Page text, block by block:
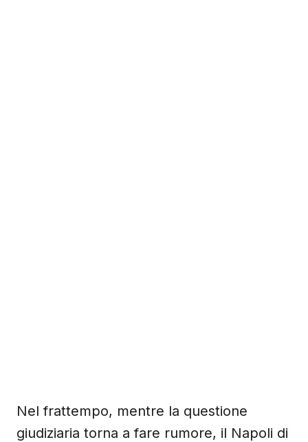
Nel frattempo, mentre la questione
giudiziaria torna a fare rumore, il Napoli di